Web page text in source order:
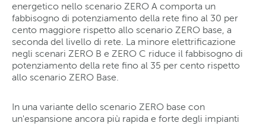
energetico nello scenario ZERO A comporta un
fabbisogno di potenziamento della rete fino al 30 per
cento maggiore rispetto allo scenario ZERO base, a
seconda del livello di rete. La minore elettrificazione
negli scenari ZERO B e ZERO C riduce il fabbisogno di
potenziamento della rete fino al 35 per cento rispetto
allo scenario ZERO Base.
In una variante dello scenario ZERO base con
un'espansione ancora più rapida e forte degli impianti